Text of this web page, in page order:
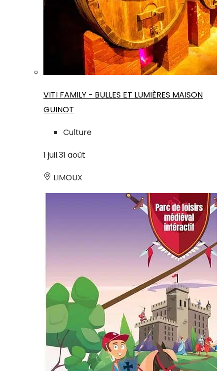
VITI FAMILY - BULLES ET LUMIÈRES MAISON
GUINOT
Culture
1 juil.31 août
LIMOUX